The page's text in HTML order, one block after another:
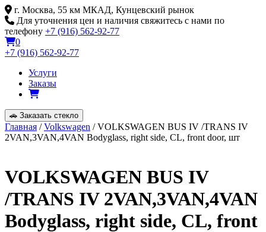
Skip
to
content
г. Москва, 55 км МКАД, Кунцевский рынок
Для уточнения цен и наличия свяжитесь с нами по
телефону +7 (916) 562-92-77
0
+7 (916) 562-92-77
Услуги
Заказы
🚗 Заказать стекло
Главная /Volkswagen / VOLKSWAGEN BUS IV /TRANS IV
2VAN,3VAN,4VAN Bodyglass, right side, CL, front door, шт
VOLKSWAGEN BUS IV
/TRANS IV 2VAN,3VAN,4VAN
Bodyglass, right side, CL, front